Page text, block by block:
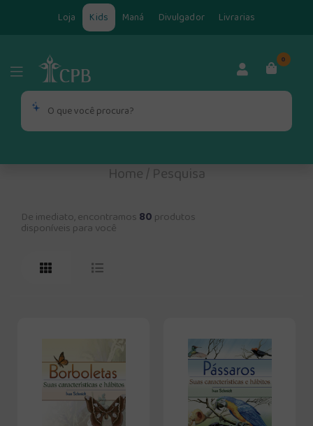
Loja Kids Maná Divulgador Livrarias
0
Home/Pesquisa
De imediato, encontramos 80 produtos
disponíveis para você